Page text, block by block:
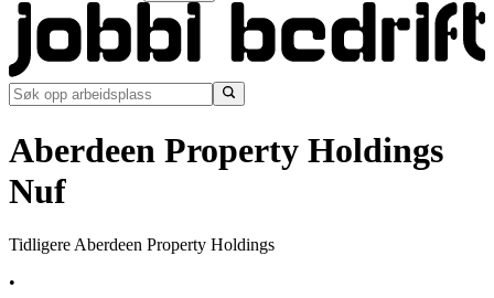
Aberdeen Property Holdings
Nuf
Tidligere Aberdeen Property Holdings
•